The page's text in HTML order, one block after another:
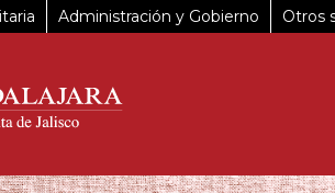
Administración y Gobierno Otros